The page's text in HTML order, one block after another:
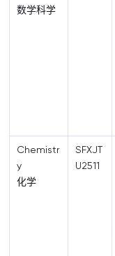
数学科学
Chemistr
y
化学
SFXJT
U2511